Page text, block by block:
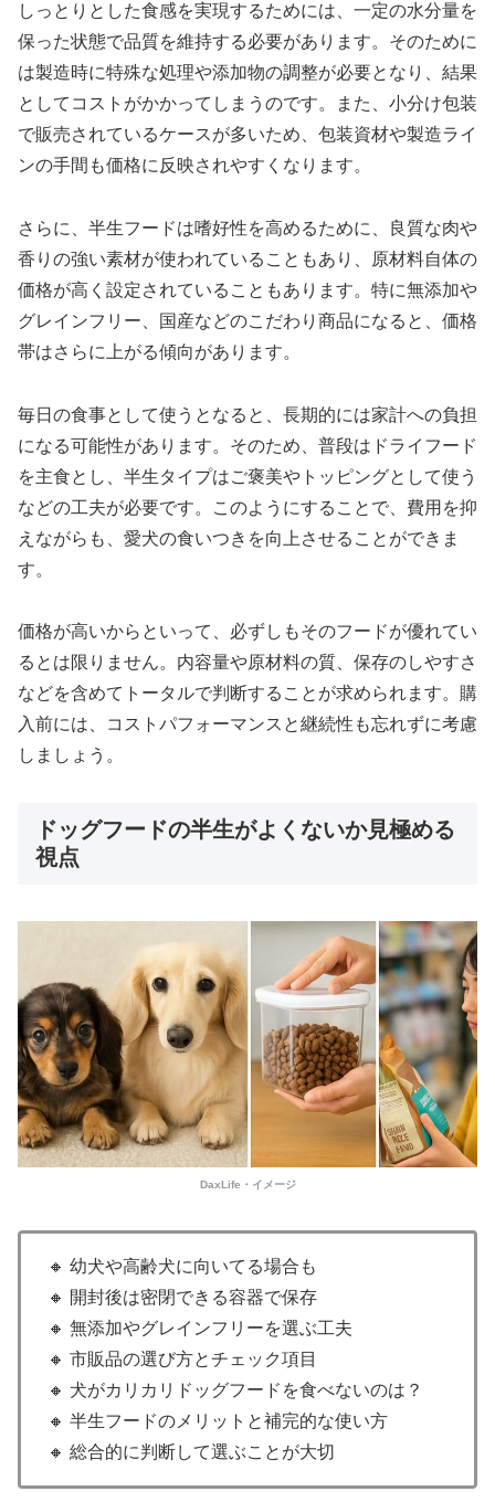
しっとりとした食感を実現するためには、一定の水分量を
保った状態で品質を維持する必要があります。そのために
は製造時に特殊な処理や添加物の調整が必要となり、結果
としてコストがかかってしまうのです。また、小分け包装
で販売されているケースが多いため、包装資材や製造ライ
ンの手間も価格に反映されやすくなります。
さらに、半生フードは嗜好性を高めるために、良質な肉や
香りの強い素材が使われていることもあり、原材料自体の
価格が高く設定されていることもあります。特に無添加や
グレインフリー、国産などのこだわり商品になると、価格
帯はさらに上がる傾向があります。
毎日の食事として使うとなると、長期的には家計への負担
になる可能性があります。そのため、普段はドライフード
を主食とし、半生タイプはご褒美やトッピングとして使う
などの工夫が必要です。このようにすることで、費用を抑
えながらも、愛犬の食いつきを向上させることができま
す。
価格が高いからといって、必ずしもそのフードが優れてい
るとは限りません。内容量や原材料の質、保存のしやすさ
などを含めてトータルで判断することが求められます。購
入前には、コストパフォーマンスと継続性も忘れずに考慮
しましょう。
ドッグフードの半生がよくないか見極める
視点
DaxLife・イメージ
🔸 幼犬や高齢犬に向いてる場合も
🔸 開封後は密閉できる容器で保存
🔸 無添加やグレインフリーを選ぶ工夫
🔸 市販品の選び方とチェック項目
🔸 犬がカリカリドッグフードを食べないのは？
🔸 半生フードのメリットと補完的な使い方
🔸 総合的に判断して選ぶことが大切